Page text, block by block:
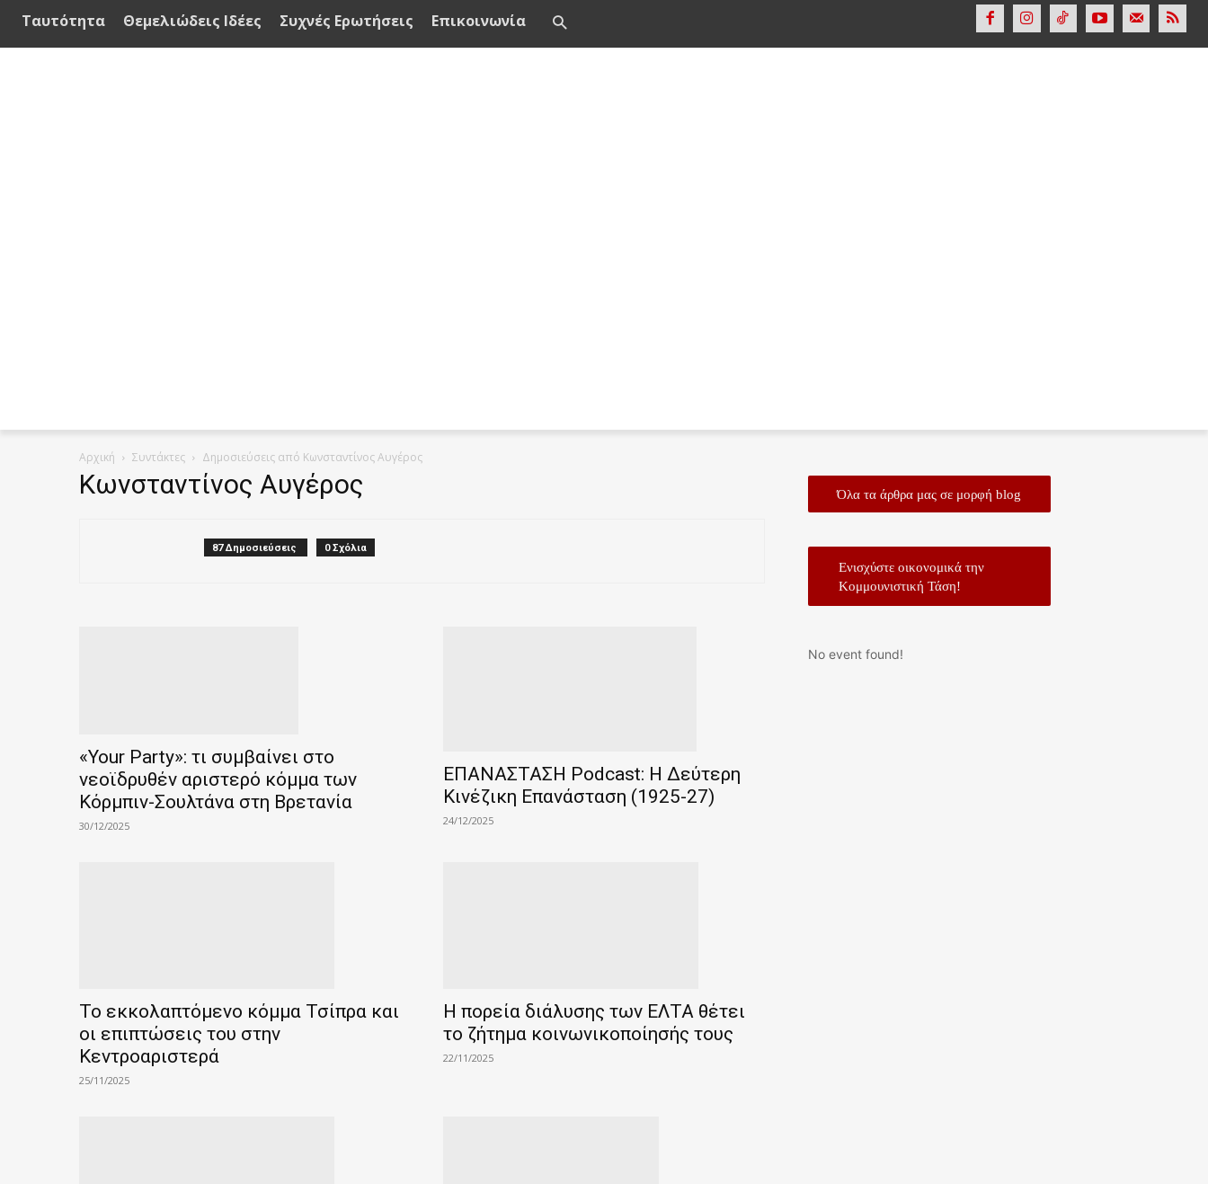
Ταυτότητα Θεμελιώδεις Ιδέες Συχνές Ερωτήσεις Επικοινωνία
Αρχική Συντάκτες Δημοσιεύσεις από Κωνσταντίνος Αυγέρος
Κωνσταντίνος Αυγέρος
87 Δημοσιεύσεις 0 Σχόλια
«Your Party»: τι συμβαίνει στο
νεοϊδρυθέν αριστερό κόμμα των
Κόρμπιν-Σουλτάνα στη Βρετανία
30/12/2025
ΕΠΑΝΑΣΤΑΣΗ Podcast: Η Δεύτερη
Κινέζικη Επανάσταση (1925-27)
24/12/2025
Το εκκολαπτόμενο κόμμα Τσίπρα και
οι επιπτώσεις του στην
Κεντροαριστερά
25/11/2025
Η πορεία διάλυσης των ΕΛΤΑ θέτει
το ζήτημα κοινωνικοποίησής τους
22/11/2025
Όλα τα άρθρα μας σε μορφή blog
Ενισχύστε οικονομικά την
Κομμουνιστική Τάση!
No event found!